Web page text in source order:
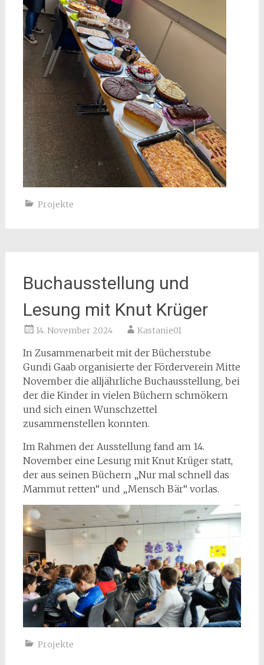
Projekte
Buchausstellung und
Lesung mit Knut Krüger
14. November 2024 Kastanie01
In Zusammenarbeit mit der Bücherstube
Gundi Gaab organisierte der Förderverein Mitte
November die alljährliche Buchausstellung, bei
der die Kinder in vielen Büchern schmökern
und sich einen Wunschzettel
zusammenstellen konnten.
Im Rahmen der Ausstellung fand am 14.
November eine Lesung mit Knut Krüger statt,
der aus seinen Büchern „Nur mal schnell das
Mammut retten“ und „Mensch Bär“ vorlas.
Projekte